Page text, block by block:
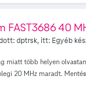
lenne, ha ezeket a
jót...
FAST3686 40
dptrsk, itt: Egyéb
miatt több helyen
20 MHz maradt.